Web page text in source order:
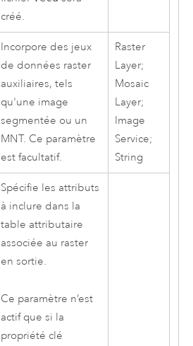
créé.
Incorpore des jeux
de données raster
auxiliaires, tels
qu'une image
segmentée ou un
MNT. Ce paramètre
est facultatif.
Raster
Layer;
Mosaic
Layer;
Image
Service;
String
Spécifie les attributs
à inclure dans la
table attributaire
associée au raster
en sortie.
Ce paramètre n’est
actif que si la
propriété clé